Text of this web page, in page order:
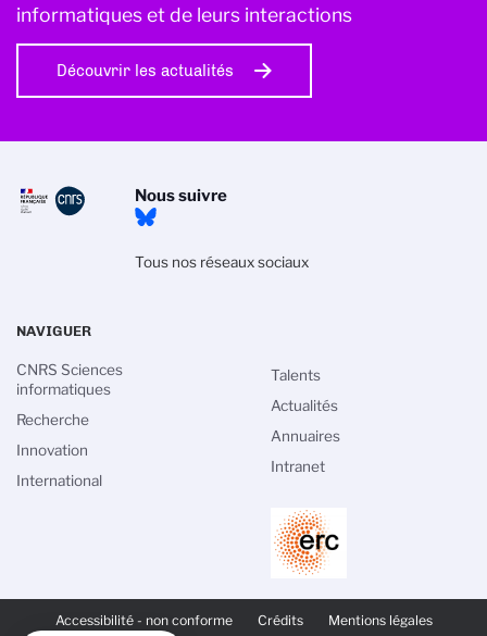
informatiques et de leurs interactions
Découvrir les actualités
Nous suivre
Tous nos réseaux sociaux
PAGE
Accessibilité - non conforme Crédits Mentions légales
NAVIGUER
CNRS Sciences
informatiques
Recherche
Innovation
International
Talents
Actualités
Annuaires
Intranet